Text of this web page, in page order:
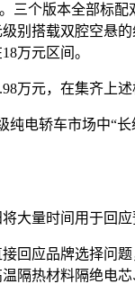
三个版本全部标
别搭载双腔空悬
万元区间。
万元，在集齐上
纯电轿车市场中“
大量时间用于回
回应品牌选择问
隔热材料隔绝电